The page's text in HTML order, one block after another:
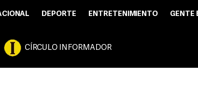
DEPORTE ENTRETENIMIENTO GENTE
CÍRCULO INFORMADOR